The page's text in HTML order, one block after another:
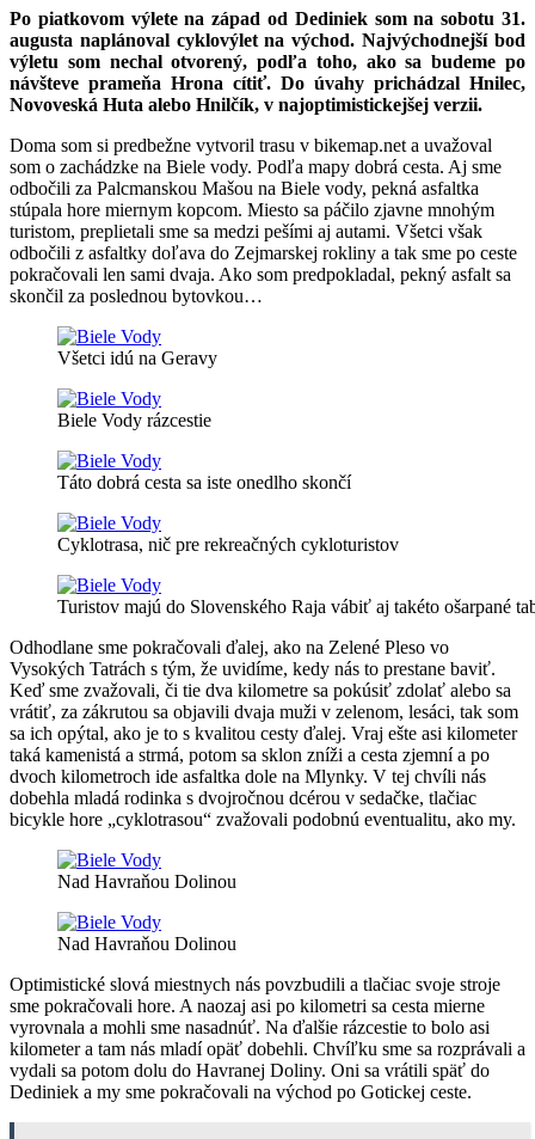
Po piatkovom výlete na západ od Dediniek som na sobotu 31.
augusta naplánoval cyklovýlet na východ. Najvýchodnejší bod
výletu som nechal otvorený, podľa toho, ako sa budeme po
návšteve prameňa Hrona cítiť. Do úvahy prichádzal Hnilec,
Novoveská Huta alebo Hnilčík, v najoptimistickejšej verzii.
Doma som si predbežne vytvoril trasu v bikemap.net a uvažoval
som o zachádzke na Biele vody. Podľa mapy dobrá cesta. Aj sme
odbočili za Palcmanskou Mašou na Biele vody, pekná asfaltka
stúpala hore miernym kopcom. Miesto sa páčilo zjavne mnohým
turistom, preplietali sme sa medzi pešími aj autami. Všetci však
odbočili z asfaltky doľava do Zejmarskej rokliny a tak sme po ceste
pokračovali len sami dvaja. Ako som predpokladal, pekný asfalt sa
skončil za poslednou bytovkou…
Všetci idú na Geravy
Biele Vody rázcestie
Táto dobrá cesta sa iste onedlho skončí
Cyklotrasa, nič pre rekreačných cykloturistov
Turistov majú do Slovenského Raja vábiť aj takéto ošarpané
Odhodlane sme pokračovali ďalej, ako na Zelené Pleso vo
Vysokých Tatrách s tým, že uvidíme, kedy nás to prestane baviť.
Keď sme zvažovali, či tie dva kilometre sa pokúsiť zdolať alebo sa
vrátiť, za zákrutou sa objavili dvaja muži v zelenom, lesáci, tak som
sa ich opýtal, ako je to s kvalitou cesty ďalej. Vraj ešte asi kilometer
taká kamenistá a strmá, potom sa sklon zníži a cesta zjemní a po
dvoch kilometroch ide asfaltka dole na Mlynky. V tej chvíli nás
dobehla mladá rodinka s dvojročnou dcérou v sedačke, tlačiac
bicykle hore „cyklotrasou“ zvažovali podobnú eventualitu, ako my.
Nad Havraňou Dolinou
Nad Havraňou Dolinou
Optimistické slová miestnych nás povzbudili a tlačiac svoje stroje
sme pokračovali hore. A naozaj asi po kilometri sa cesta mierne
vyrovnala a mohli sme nasadnúť. Na ďalšie rázcestie to bolo asi
kilometer a tam nás mladí opäť dobehli. Chvíľku sme sa rozprávali a
vydali sa potom dolu do Havranej Doliny. Oni sa vrátili späť do
Dediniek a my sme pokračovali na východ po Gotickej ceste.